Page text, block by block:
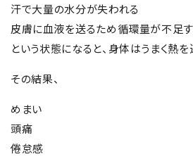
汗で大量の水分が失われる
皮膚に血液を送るため循環量が不足
という状態になると、身体はうまく熱を
その結果、
めまい
頭痛
倦怠感